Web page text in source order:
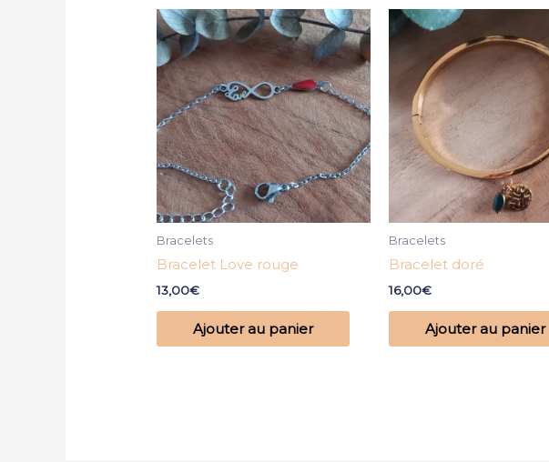
Bracelets
Bracelet Love rouge
13,00€
Ajouter au panier
Bracelets
Bracelet doré
16,00€
Ajouter au panier